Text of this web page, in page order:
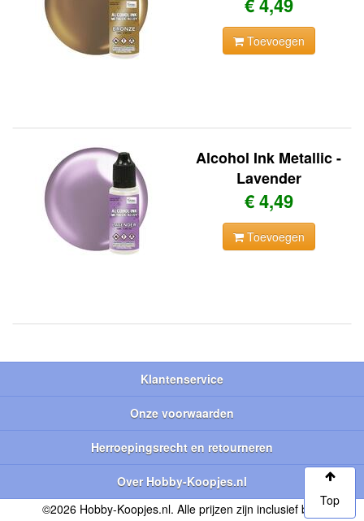
Toevoegen
Alcohol Ink Metallic -
Lavender
€ 4,49
Toevoegen
Klantenservice
Onze voorwaarden
Herroepingsrecht en retourneren
Over Hobby-Koopjes.nl
©2026 Hobby-Koopjes.nl. Alle prijzen zijn inclusief btw.
Top